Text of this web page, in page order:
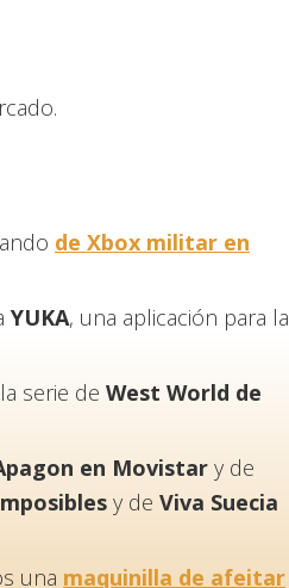
de Xbox militar en
YUKA, una aplicación para la
serie de West World de
en Movistar y de
y de Viva Suecia
una maquinilla de afeitar